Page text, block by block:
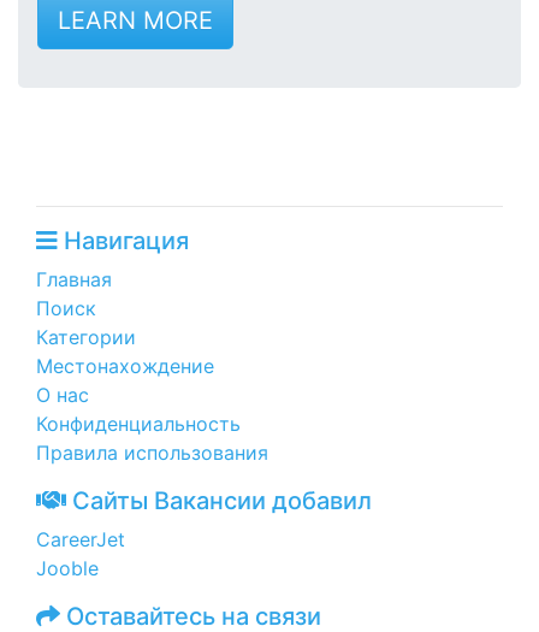
LEARN MORE
Навигация
Главная
Поиск
Категории
Местонахождение
О нас
Конфиденциальность
Правила использования
Сайты Вакансии добавил
CareerJet
Jooble
Оставайтесь на связи